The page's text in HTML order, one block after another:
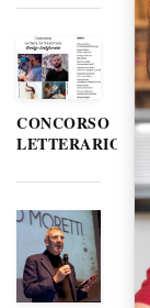
CONCORSO
LETTERARIO